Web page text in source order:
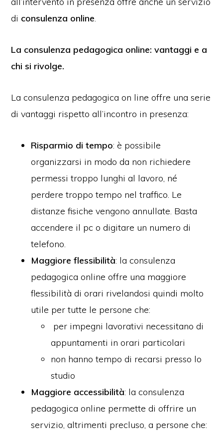
di consulenza online.
La consulenza pedagogica online: vantaggi e a
chi si rivolge.
La consulenza pedagogica on line offre una serie
di vantaggi rispetto all’incontro in presenza:
Risparmio di tempo: è possibile
organizzarsi in modo da non richiedere
permessi troppo lunghi al lavoro, né
perdere troppo tempo nel traffico. Le
distanze fisiche vengono annullate. Basta
accendere il pc o digitare un numero di
telefono.
Maggiore flessibilità: la consulenza
pedagogica online offre una maggiore
flessibilità di orari rivelandosi quindi molto
utile per tutte le persone che:
per impegni lavorativi necessitano di
appuntamenti in orari particolari
non hanno tempo di recarsi presso lo
studio
Maggiore accessibilità: la consulenza
pedagogica online permette di offrire un
servizio, altrimenti precluso, a persone che: